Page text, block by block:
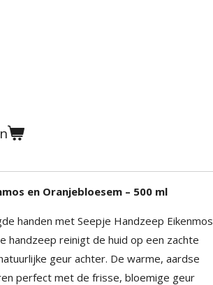
en Oranjebloesem – 500 ml
handen met Seepje Handzeep Eikenmos
handzeep reinigt de huid op een zachte
geur achter. De warme, aardse
perfect met de frisse, bloemige geur